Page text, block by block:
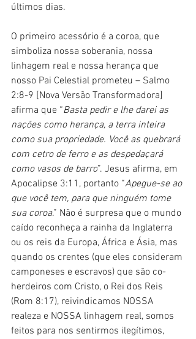
últimos dias.
O primeiro acessório é a coroa, que
simboliza nossa soberania, nossa
linhagem real e nossa herança que
nosso Pai Celestial prometeu – Salmo
2:8-9 [Nova Versão Transformadora]
afirma que “Basta pedir e lhe darei as
nações como herança, a terra inteira
como sua propriedade. Você as quebrará
com cetro de ferro e as despedaçará
como vasos de barro”. Jesus afirma, em
Apocalipse 3:11, portanto “Apegue-se ao
que você tem, para que ninguém tome
sua coroa.” Não é surpresa que o mundo
caído reconheça a rainha da Inglaterra
ou os reis da Europa, África e Ásia, mas
quando os crentes (que eles consideram
camponeses e escravos) que são co-
herdeiros com Cristo, o Rei dos Reis
(Rom 8:17), reivindicamos NOSSA
realeza e NOSSA linhagem real, somos
feitos para nos sentirmos ilegítimos,